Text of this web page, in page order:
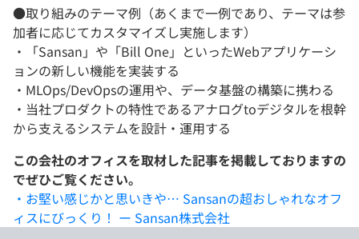
●取り組みのテーマ例（あくまで一例であり、テーマは参
加者に応じてカスタマイズし実施します）
・「Sansan」や「Bill One」といったWebアプリケーシ
ョンの新しい機能を実装する
・MLOps/DevOpsの運用や、データ基盤の構築に携わる
・当社プロダクトの特性であるアナログtoデジタルを根幹
から支えるシステムを設計・運用する
この会社のオフィスを取材した記事を掲載しておりますの
でぜひご覧ください。
・お堅い感じかと思いきや… Sansanの超おしゃれなオフ
ィスにびっくり！ ー Sansan株式会社